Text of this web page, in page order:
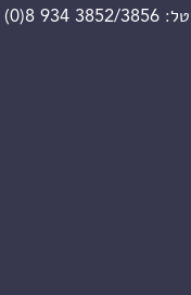
טל:(0)8 934 3852/3856